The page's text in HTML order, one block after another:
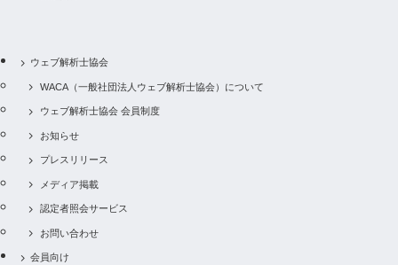
ウェブ解析士協会
WACA（一般社団法人ウェブ解析士協会）について
ウェブ解析士協会 会員制度
お知らせ
プレスリリース
メディア掲載
認定者照会サービス
お問い合わせ
会員向け